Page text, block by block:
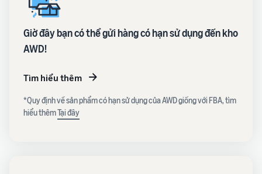
Giờ đây bạn có thể gửi hàng có hạn sử dụng đến kho
AWD!
Tìm hiểu thêm
*Quy định về sản phẩm có hạn sử dụng của AWD giống với FBA, tìm
hiểu thêmTại đây